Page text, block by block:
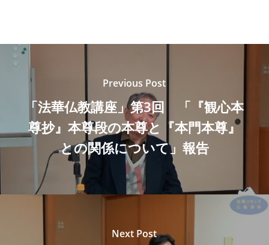
Previous Post
「法華仏教講座」第3回 「『観心本
尊抄』本尊段の本尊と『本門本尊』
との関係について」報告
Next Post